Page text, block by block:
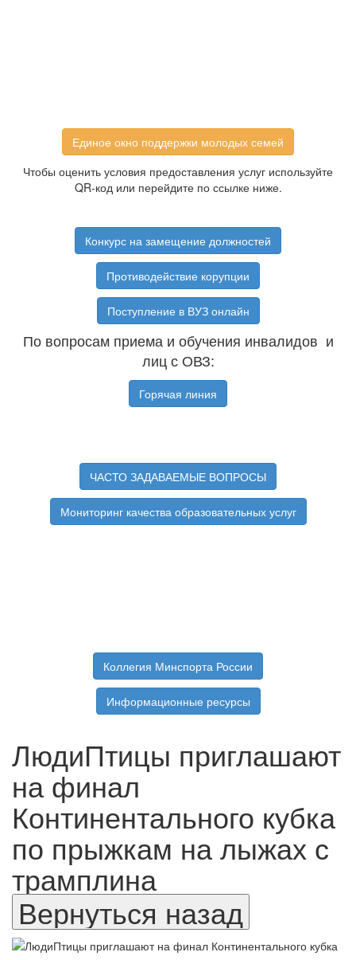
Единое окно поддержки молодых семей
Чтобы оценить условия предоставления услуг используйте
QR-код или перейдите по ссылке ниже.
Конкурс на замещение должностей
Противодействие корупции
Поступление в ВУЗ онлайн
По вопросам приема и обучения инвалидов и
лиц с ОВЗ:
Горячая линия
ЧАСТО ЗАДАВАЕМЫЕ ВОПРОСЫ
Мониторинг качества образовательных услуг
Коллегия Минспорта России
Информационные ресурсы
ЛюдиПтицы приглашают
на финал
Континентального кубка
по прыжкам на лыжах с
трамплина